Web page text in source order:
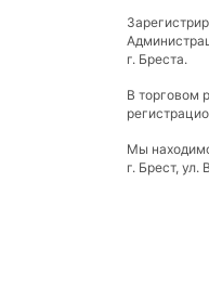
г. Бреста.
В торговом
Мы
г. Брест, ул.